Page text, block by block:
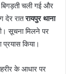
चली गई और
देर रातरायपुर थाना
सूचना मिलने पर
किया।
के आधार पर